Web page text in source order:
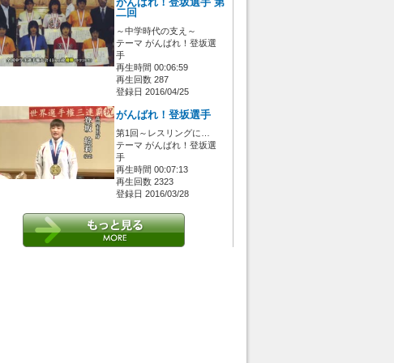
がんばれ！登坂選手 第
二回
～中学時代の支え～
テーマ がんばれ！登坂選
手
再生時間 00:06:59
再生回数 287
登録日 2016/04/25
がんばれ！登坂選手
第1回～レスリングに…
テーマ がんばれ！登坂選
手
再生時間 00:07:13
再生回数 2323
登録日 2016/03/28